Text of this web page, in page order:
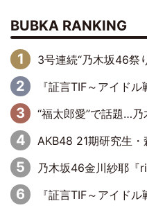
BUBKA RANKING
3号連続“乃木坂46祭り” ラストを飾るのは賀喜遥
『証言TIF～アイドル戦国時代とはなんだったのか～』第6回：でんぱ組.inc・古川未鈴×相
“福太郎愛”で話題…乃木坂46一ノ瀬美空
AKB48 21期研究生・森
乃木坂46金川紗耶『
『証言TIF～アイドル戦国時代とはなんだったのか～』第11回：私立恵比寿中学・真